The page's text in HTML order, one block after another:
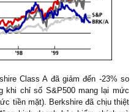
đi chính giác quan kỳ diệu của
lần đầu tiên chịu cảnh giảm giá
lịch sử so với chỉ số S&P500
nhà máy dệt đang vật lộn ở